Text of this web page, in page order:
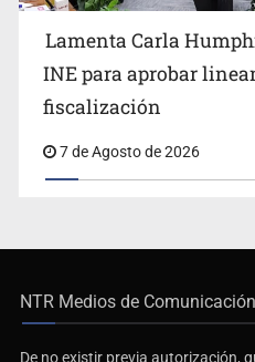
Lamenta Carla
INE para aprobar
fiscalización
7 de Agosto de 2026
NTR Medios de Comunicación
De no existir previa autorización,